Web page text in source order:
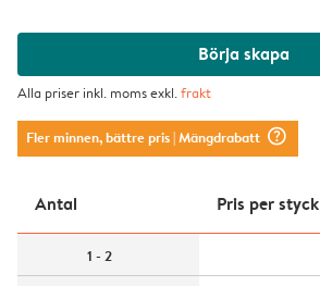
Börja skapa
Alla priser inkl. moms exkl.frakt
Fler minnen, bättre pris| Mängdrabatt question_mark_circle
Antal Pris per styck
1 - 2